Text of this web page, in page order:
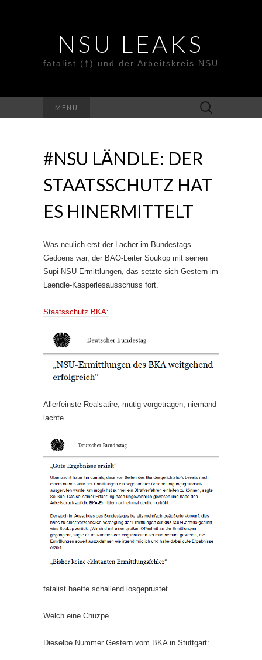
NSU LEAKS
fatalist (†) und der Arbeitskreis NSU
MENU
Suche
nach:
#NSU LÄNDLE: DER
STAATSSCHUTZ HAT
ES HINERMITTELT
Was neulich erst der Lacher im Bundestags-
Gedoens war, der BAO-Leiter Soukop mit seinen
Supi-NSU-Ermittlungen, das setzte sich Gestern im
Laendle-Kasperlesausschuss fort.
Staatsschutz BKA:
Allerfeinste Realsatire, mutig vorgetragen, niemand
lachte.
fatalist haette schallend losgeprustet.
Welch eine Chuzpe…
Dieselbe Nummer Gestern vom BKA in Stuttgart: